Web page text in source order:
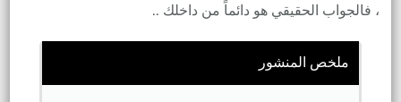
، فالجواب الحقيقي هو دائماً من داخلك ..
ملخص المنشور